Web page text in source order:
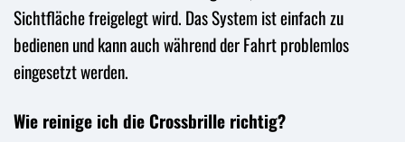
Sichtfläche freigelegt wird. Das System ist einfach zu
bedienen und kann auch während der Fahrt problemlos
eingesetzt werden.
Wie reinige ich die Crossbrille richtig?